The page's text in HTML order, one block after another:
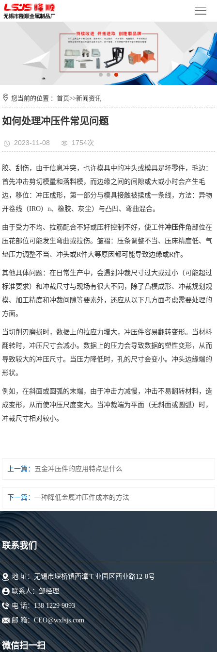
首
们
资
讯
品
中
心
检
测
设
备
车
间
环
联
系
们
您当前的位置 ：首页>>新闻资讯
如何处理冲压件常见问题
2023-11-08 1754次
胶、刮伤，由于信息冲突，也许模具中的冲头或模具是坏零件，毛边：
首先冲击剪切模量和落料模，而边缘之间的间隙或大或小时会产生毛
边，移位：冲压成形，第一部分与模具接触被揉成一条线，方法：异物
开卷线（IRO）n、橡胶、灰尘）与凸凹、弯曲混合。
由于受力不均、拉筋配合不好或压杆控制不好，使工件冲压件角部位在
压花部位可能发生弯曲或拉伤。皱褶：压条调整不当、压床精度低、气
垫压力调整不当、冲头或R件大等原因都可能导致边缘或R件。
其他具体问题：在日常生产中，会遇到冲裁尺寸过大或过小（可能超过
标准要求）和冲裁尺寸与现场有很大不同，除了凸模成形、冲裁规划规
模、加工精度和冲裁间隙等要素外，还应从以下几方面考虑需要处理的
方面。
当切削刃磨损时，数据上的拉应力增大，冲压件容易翻转变形。当材料
翻转时，冲压尺寸会减小。数据上的压力会导致数据的塑性变形，从而
导致较大的冲压尺寸。当压力降低时，孔的尺寸会变小。冲头边缘端的
形状。
例如，在斜面或圆弧的末端，由于冲击力减慢，冲击不易翻转材料，造
成变形，从而使冲压尺度变大。当冲裁端为平面（无斜面或圆弧）时，
冲裁尺寸相对较小。
上一篇： 五金冲压件的应用特点是什么
下一篇：一种降低金属冲压件成本的方法
联系我们
地 址：无锡市堰桥镇西漳工业园区西业路12-8号
联系人：邹经理
电 话：138 1229 9093
邮 箱：CEO@wxlsjs.com
微信扫一扫